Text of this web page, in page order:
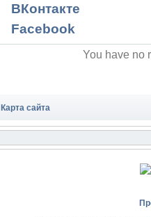
ВКонтакте
Facebook
You have no
Карта сайта